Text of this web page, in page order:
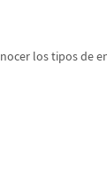
los tipos de